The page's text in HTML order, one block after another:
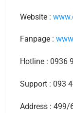
Website :
Fanpage :
Hotline : 0936
Support : 093
Address : 499/